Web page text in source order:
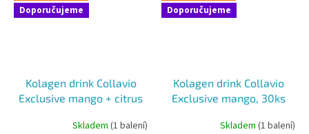
Doporučujeme
Kolagen drink Collavio
Exclusive mango + citrus
Skladem(1 balení)
Doporučujeme
Kolagen drink Collavio
Exclusive mango, 30ks
Skladem(1 balení)